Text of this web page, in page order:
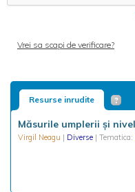
Vrei sa scapi de verificare?
Resurse inrudite
Măsurile umplerii și
Virgil Neagu | Diverse | Tematica: